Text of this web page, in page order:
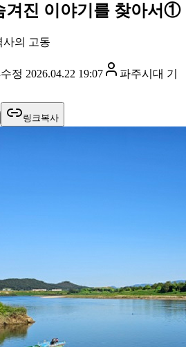
겨진 이야기를 찾아서①
사의 고동
수정 2026.04.22 19:07 파주시대 기
링크복사